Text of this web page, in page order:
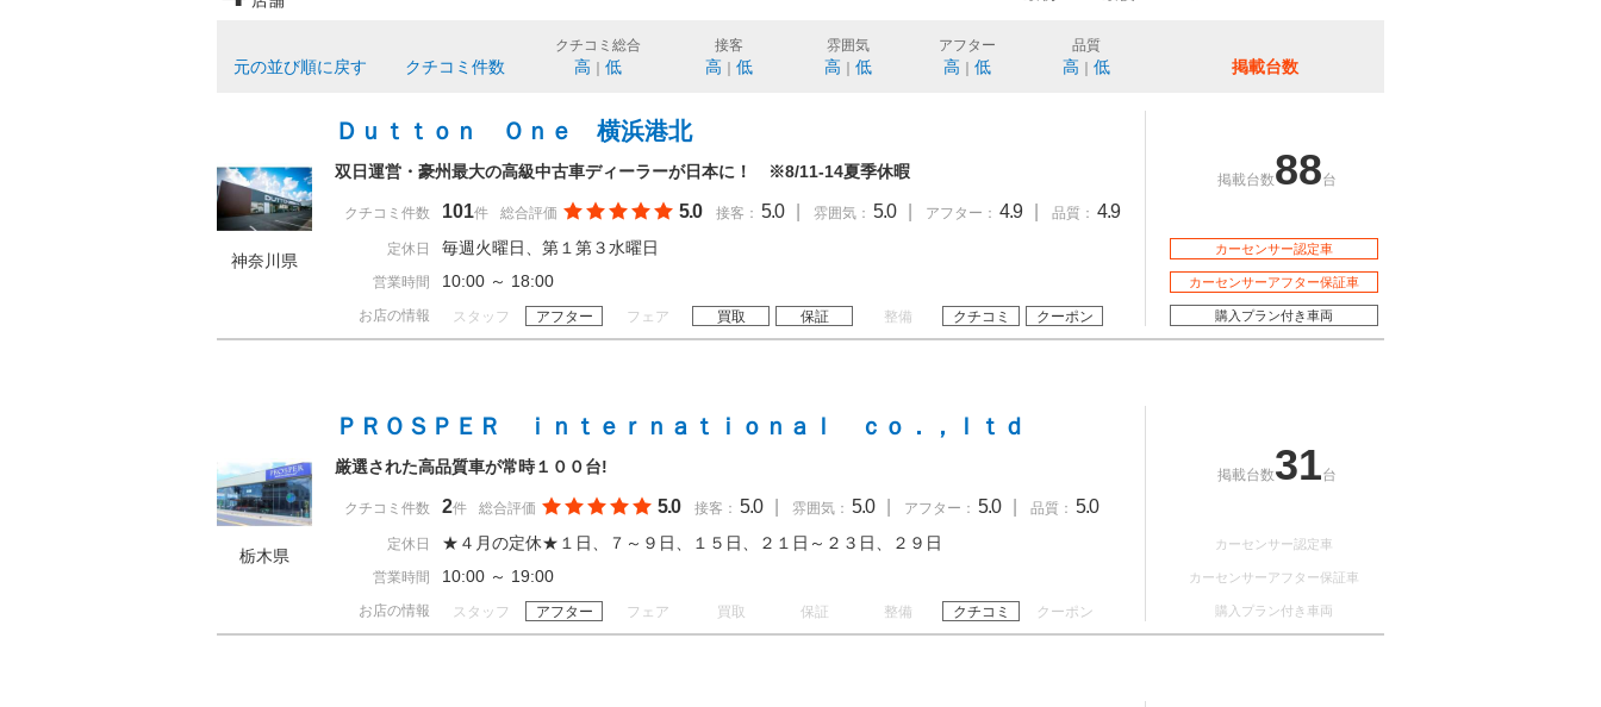
元の並び順に戻す クチコミ件数
クチコミ総合
高 低
接客
高 低
雰囲気
高 低
アフター
高 低
品質
高 低 掲載台数
神奈川県
Ｄｕｔｔｏｎ Ｏｎｅ 横浜港北
双日運営・豪州最大の高級中古車ディーラーが日本に！ ※8/11-14夏季休暇
クチコミ件数 101件 総合評価 5.0 接客： 5.0 雰囲気： 5.0 アフター： 4.9 品質： 4.9
定休日 毎週火曜日、第１第３水曜日
営業時間 10:00 ～ 18:00
お店の情報 スタッフ アフター フェア 買取 保証 整備 クチコミ クーポン
掲載台数88台
カーセンサー認定車
カーセンサーアフター保証車
購入プラン付き車両
栃木県
ＰＲＯＳＰＥＲ ｉｎｔｅｒｎａｔｉｏｎａｌ ｃｏ．，ｌｔｄ
厳選された高品質車が常時１００台!
クチコミ件数 2件 総合評価 5.0 接客： 5.0 雰囲気： 5.0 アフター： 5.0 品質： 5.0
定休日 ★４月の定休★１日、７～９日、１５日、２１日～２３日、２９日
営業時間 10:00 ～ 19:00
お店の情報 スタッフ アフター フェア 買取 保証 整備 クチコミ クーポン
掲載台数31台
カーセンサー認定車
カーセンサーアフター保証車
購入プラン付き車両